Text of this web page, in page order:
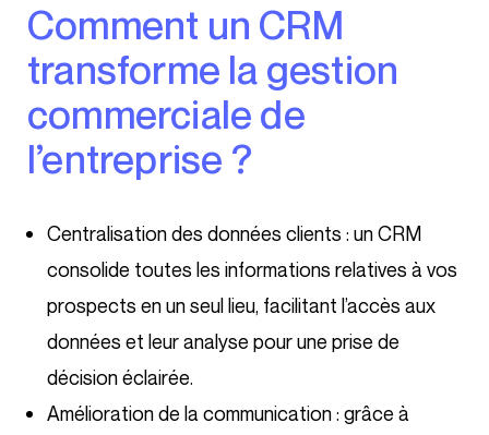
Comment un CRM
transforme la gestion
commerciale de
l’entreprise ?
Centralisation des données clients : un CRM
consolide toutes les informations relatives à vos
prospects en un seul lieu, facilitant l’accès aux
données et leur analyse pour une prise de
décision éclairée.
Amélioration de la communication : grâce à